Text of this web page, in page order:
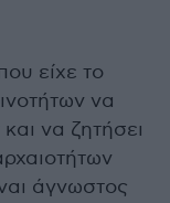
είχε το
να
να ζητήσει
άγνωστος